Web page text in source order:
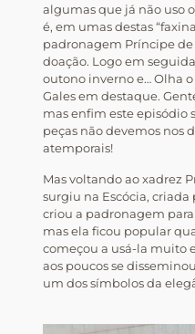
algumas que já não uso
é, em umas destas
padronagem Príncipe de
doação. Logo em
outono inverno e… Olha
Gales em destaque.
mas enfim este episódio
peças não devemos nos
atemporais!
Mas voltando ao xadrez
surgiu na Escócia, criada
criou a padronagem
mas ela ficou popular
começou a usá-la muito
aos poucos se
um dos símbolos da